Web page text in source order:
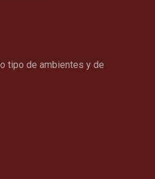
tipo de ambientes y de